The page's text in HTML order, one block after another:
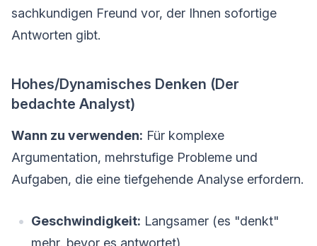
sachkundigen Freund vor, der Ihnen sofortige
Antworten gibt.
Hohes/Dynamisches Denken (Der
bedachte Analyst)
Wann zu verwenden: Für komplexe
Argumentation, mehrstufige Probleme und
Aufgaben, die eine tiefgehende Analyse erfordern.
Geschwindigkeit: Langsamer (es "denkt"
mehr, bevor es antwortet)